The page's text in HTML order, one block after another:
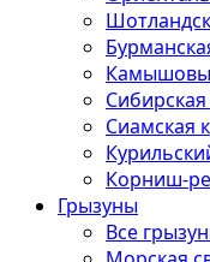
Сиамская
Корниш-
Грызуны
Все